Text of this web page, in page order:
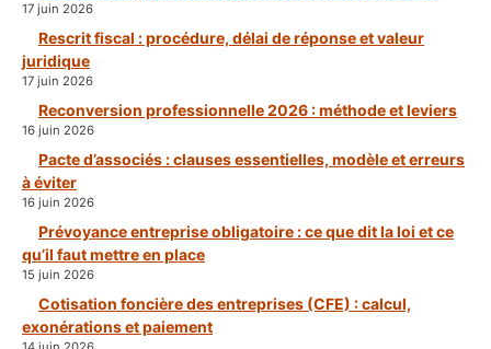
17 juin 2026
Rescrit fiscal : procédure, délai de réponse et valeur
juridique
17 juin 2026
Reconversion professionnelle 2026 : méthode et leviers
16 juin 2026
Pacte d’associés : clauses essentielles, modèle et erreurs
à éviter
16 juin 2026
Prévoyance entreprise obligatoire : ce que dit la loi et ce
qu’il faut mettre en place
15 juin 2026
Cotisation foncière des entreprises (CFE) : calcul,
exonérations et paiement